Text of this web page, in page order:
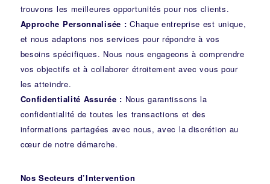
trouvons les meilleures opportunités pour nos clients.
Approche Personnalisée : Chaque entreprise est unique,
et nous adaptons nos services pour répondre à vos
besoins spécifiques. Nous nous engageons à comprendre
vos objectifs et à collaborer étroitement avec vous pour
les atteindre.
Confidentialité Assurée : Nous garantissons la
confidentialité de toutes les transactions et des
informations partagées avec nous, avec la discrétion au
cœur de notre démarche.
Nos Secteurs d’Intervention